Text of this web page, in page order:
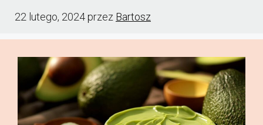
22 lutego, 2024przez Bartosz